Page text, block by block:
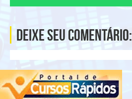
Deixe seu comentário: